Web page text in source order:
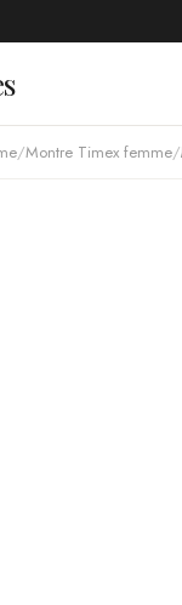
/Montre Timex femme/